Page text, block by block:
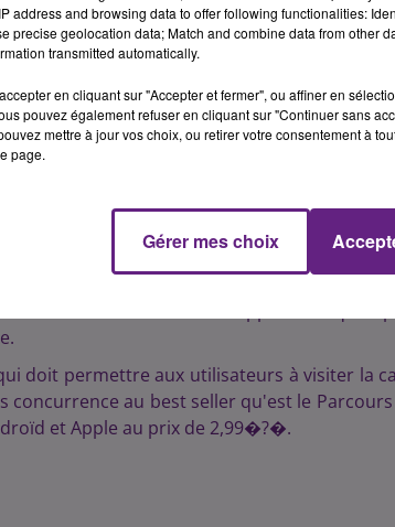
tourisme et aux congrès a dressé le
dans les trois points d'accueil de
2013. Cependant, la situation est un peu
du nombre de nuitée toutes
en terme de visites restent le centre-
». De plus le musée des Beaux-Arts et la
a présenté les deux nouveautés
de la Chouette. Une application qui
doit permettre aux utilisateurs à visiter la
au best seller qu'est le
et Apple au prix de 2,99�?�.
address and browsing data to offer following functionalities:
precise geolocation data; Match and combine data from other
transmitted automatically.
en cliquant sur "Accepter et fermer", ou affiner en
pouvez également refuser en cliquant sur "Continuer sans
mettre à jour vos choix, ou retirer votre consentement à
page.
Gérer mes choix